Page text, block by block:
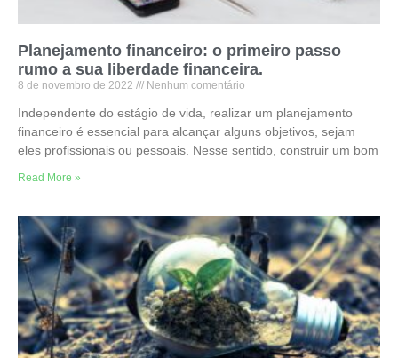
Planejamento financeiro: o primeiro passo
rumo a sua liberdade financeira.
8 de novembro de 2022 Nenhum comentário
Independente do estágio de vida, realizar um planejamento
financeiro é essencial para alcançar alguns objetivos, sejam
eles profissionais ou pessoais. Nesse sentido, construir um bom
Read More »